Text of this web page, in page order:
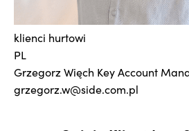
klienci hurtowi
PL
Grzegorz Więch Key Account
grzegorz.w@side.com.pl